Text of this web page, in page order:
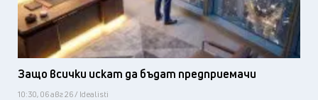
Защо всички искат да бъдат предприемачи
10:30, 06 авг 26 / Idealisti